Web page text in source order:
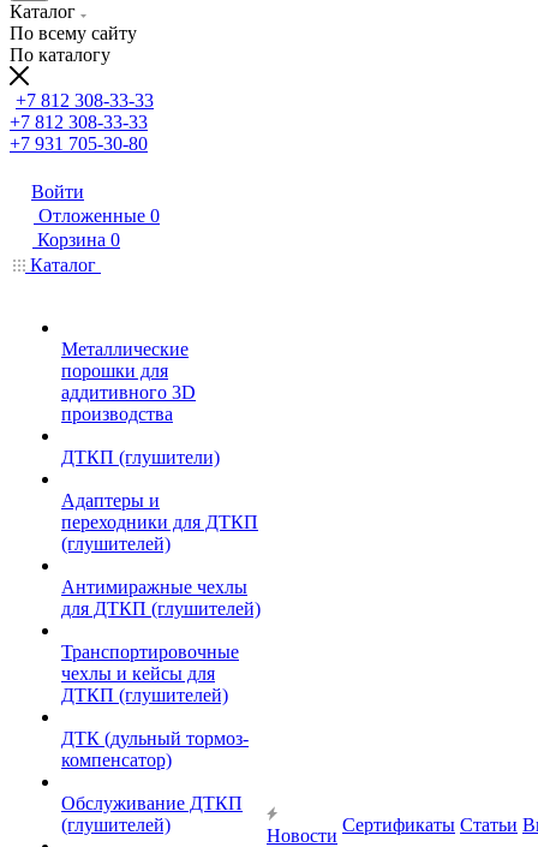
Каталог
По всему сайту
По каталогу
+7 812 308-33-33
+7 812 308-33-33
+7 931 705-30-80
Войти
Отложенные 0
Корзина 0
Каталог
Металлические
порошки для
аддитивного 3D
производства
ДТКП (глушители)
Адаптеры и
переходники для ДТКП
(глушителей)
Антимиражные чехлы
для ДТКП (глушителей)
Транспортировочные
чехлы и кейсы для
ДТКП (глушителей)
ДТК (дульный тормоз-
компенсатор)
Обслуживание ДТКП
(глушителей)
Новости
Сертификаты Статьи